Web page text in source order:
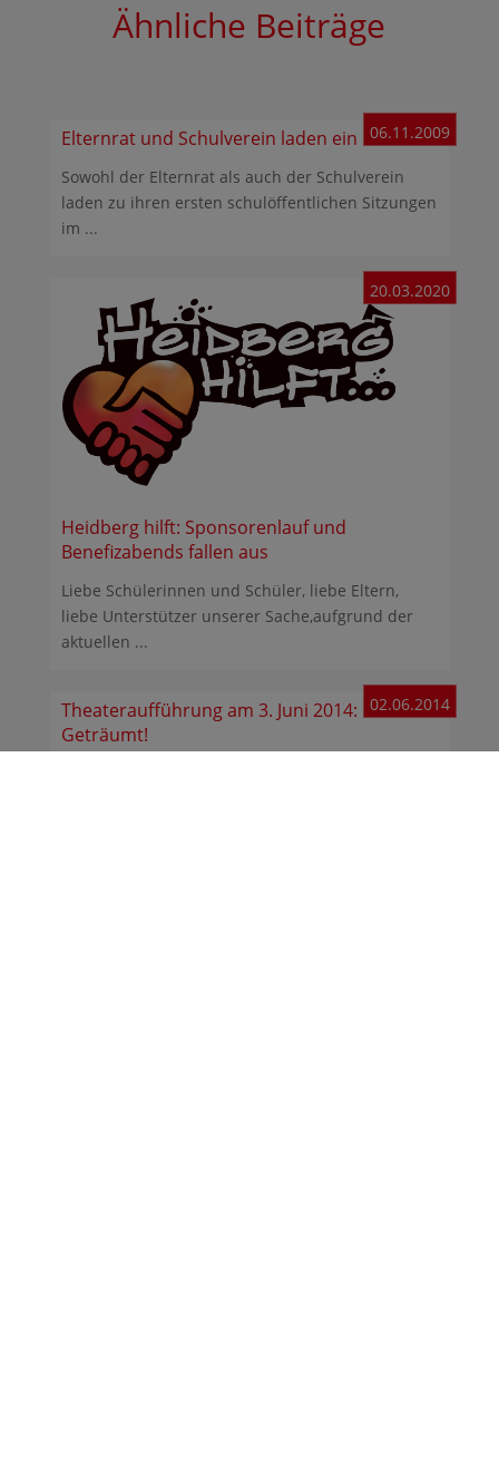
Ähnliche Beiträge
Elternrat und Schulverein laden ein 06.11.2009
Sowohl der Elternrat als auch der Schulverein
laden zu ihren ersten schulöffentlichen Sitzungen
im ...
Heidberg hilft: Sponsorenlauf und
Benefizabends fallen aus
20.03.2020
Liebe Schülerinnen und Schüler, liebe Eltern,
liebe Unterstützer unserer Sache,aufgrund der
aktuellen ...
Theateraufführung am 3. Juni 2014:
Geträumt!
02.06.2014